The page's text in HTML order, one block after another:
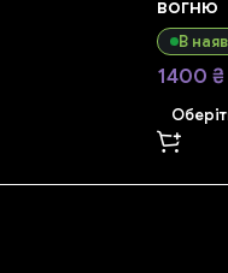
вогню
В
1400₴